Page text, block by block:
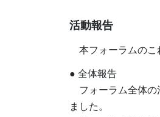
活動報告
本フォーラムのこ
● 全体報告
フォーラム全体の
ました。